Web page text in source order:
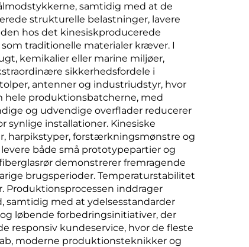
samtidig med at de
strukturelle belastninger, lavere
hos det kinesiskproducerede
traditionelle materialer kræver. I
kemikalier eller marine miljøer,
sikkerhedsfordele i
antenner og industriudstyr, hvor
hele produktionsbatcherne, med
og udvendige overflader reducerer
installationer. Kinesiske
harpikstyper, forstærkningsmønstre og
både små prototypepartier og
demonstrerer fremragende
brugsperioder. Temperaturstabilitet
inddrager
med at ydelsesstandarder
løbende forbedringsinitiativer, der
responsiv kundeservice, hvor de fleste
moderne produktionsteknikker og